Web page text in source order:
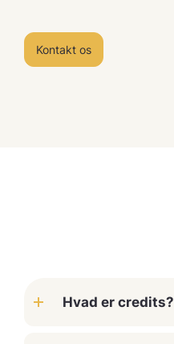
Kontakt os
Hvad er credits?